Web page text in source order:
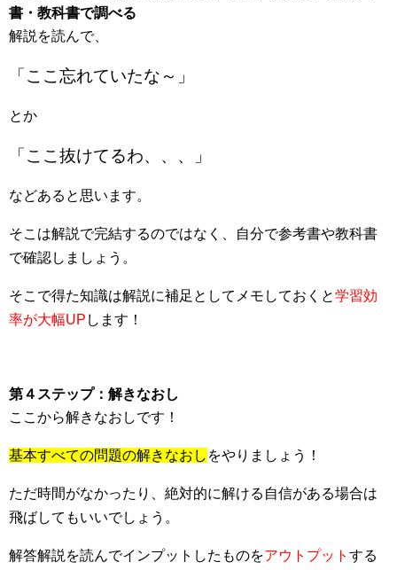
書・教科書で調べる
解説を読んで、
「ここ忘れていたな～」
とか
「ここ抜けてるわ、、、」
などあると思います。
そこは解説で完結するのではなく、自分で参考書や教科書
で確認しましょう。
そこで得た知識は解説に補足としてメモしておくと学習効
率が大幅UP します！
第４ステップ：解きなおし
ここから解きなおしです！
基本すべての問題の解きなおし をやりましょう！
ただ時間がなかったり、絶対的に解ける自信がある場合は
飛ばしてもいいでしょう。
解答解説を読んでインプットしたものをアウトプット する